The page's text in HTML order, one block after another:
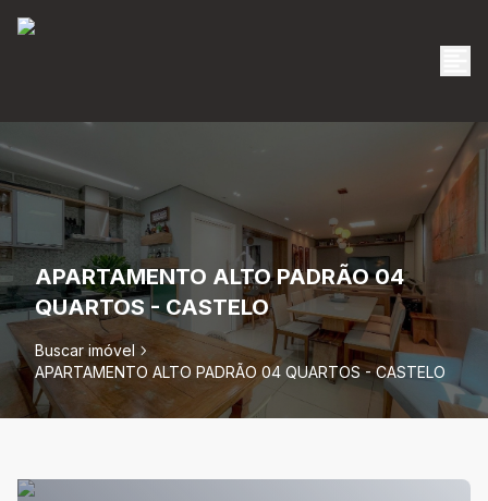
APARTAMENTO ALTO PADRÃO 04
QUARTOS - CASTELO
Buscar imóvel
APARTAMENTO ALTO PADRÃO 04 QUARTOS - CASTELO